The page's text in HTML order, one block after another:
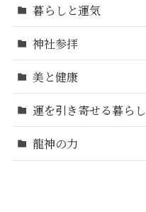
暮らしと運気
神社参拝
美と健康
運を引き寄せる暮らし
龍神の力